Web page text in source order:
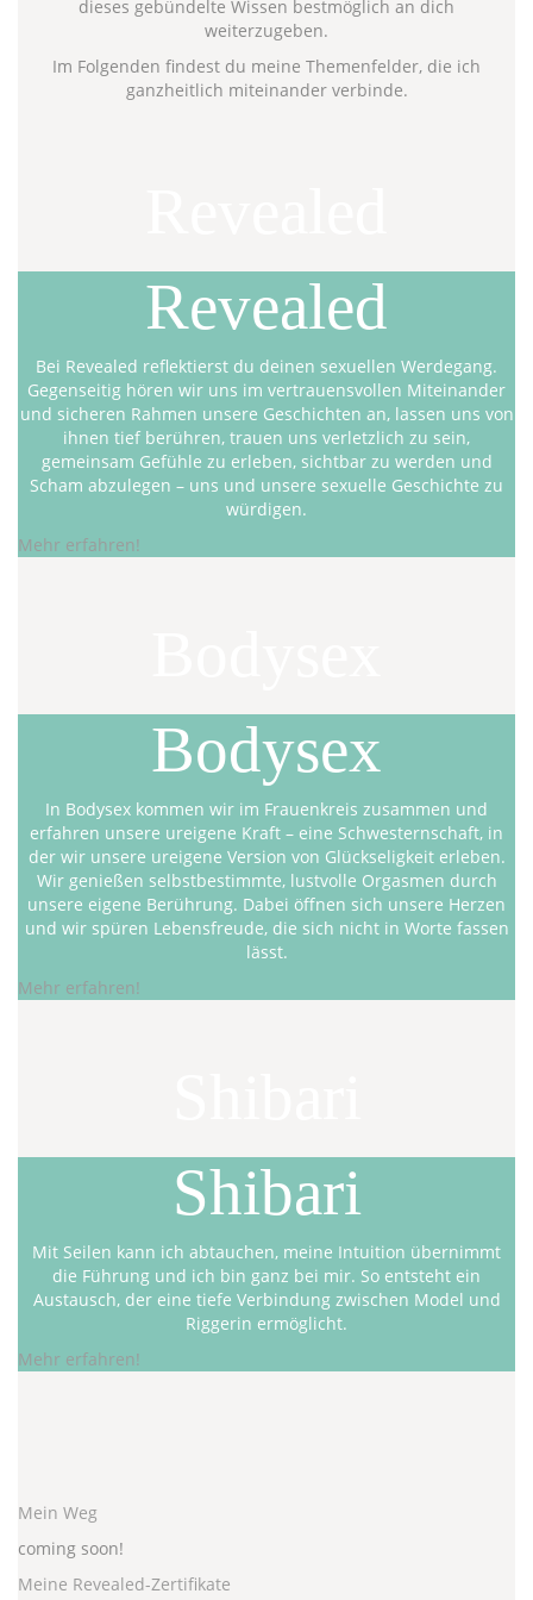
dieses gebündelte Wissen bestmöglich an dich
weiterzugeben.
Im Folgenden findest du meine Themenfelder, die ich
ganzheitlich miteinander verbinde.
Revealed
Bei Revealed reflektierst du deinen sexuellen Werdegang.
Gegenseitig hören wir uns im vertrauensvollen Miteinander
und sicheren Rahmen unsere Geschichten an, lassen uns von
ihnen tief berühren, trauen uns verletzlich zu sein,
gemeinsam Gefühle zu erleben, sichtbar zu werden und
Scham abzulegen – uns und unsere sexuelle Geschichte zu
würdigen.
Mehr erfahren!
Bodysex
In Bodysex kommen wir im Frauenkreis zusammen und
erfahren unsere ureigene Kraft – eine Schwesternschaft, in
der wir unsere ureigene Version von Glückseligkeit erleben.
Wir genießen selbstbestimmte, lustvolle Orgasmen durch
unsere eigene Berührung. Dabei öffnen sich unsere Herzen
und wir spüren Lebensfreude, die sich nicht in Worte fassen
lässt.
Mehr erfahren!
Shibari
Mit Seilen kann ich abtauchen, meine Intuition übernimmt
die Führung und ich bin ganz bei mir. So entsteht ein
Austausch, der eine tiefe Verbindung zwischen Model und
Riggerin ermöglicht.
Mehr erfahren!
Mein Weg
coming soon!
Meine Revealed-Zertifikate